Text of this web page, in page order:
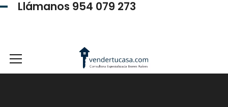
Llámanos 954 079 273